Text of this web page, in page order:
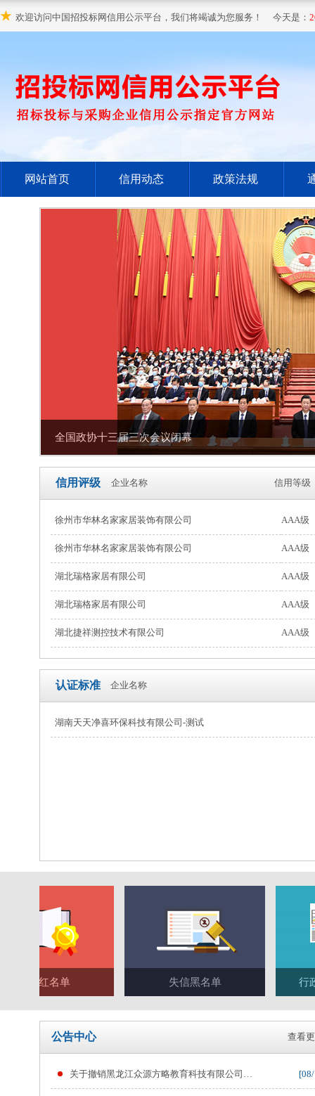
★ 欢迎访问中国招投标网信用公示平台，我们将竭诚为您服务！ 今天是：
网站首页 信用动态 政策法规
全国政协十三届三次会议闭幕
信用评级 企业名称 信用等级
徐州市华林名家家居装饰有限公司 AAA级
徐州市华林名家家居装饰有限公司 AAA级
湖北瑞格家居有限公司 AAA级
湖北瑞格家居有限公司 AAA级
湖北捷祥测控技术有限公司 AAA级
认证标准 企业名称
湖南天天净喜环保科技有限公司-测试
信红名单 失信黑名单 行政许
公告中心 查看
关于撤销黑龙江众源方略教育科技有限公司…